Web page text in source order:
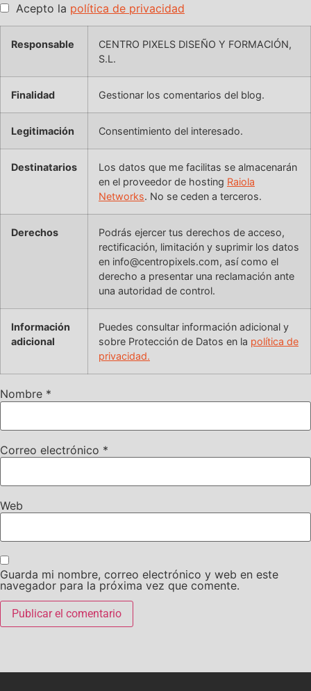
Acepto la política de privacidad
Responsable
CENTRO PIXELS DISEÑO Y FORMACIÓN,
S.L.
Finalidad Gestionar los comentarios del blog.
Legitimación Consentimiento del interesado.
Destinatarios
Los datos que me facilitas se almacenarán
en el proveedor de hosting Raiola
Networks. No se ceden a terceros.
Derechos
Podrás ejercer tus derechos de acceso,
rectificación, limitación y suprimir los datos
en info@centropixels.com, así como el
derecho a presentar una reclamación ante
una autoridad de control.
Información
adicional
Puedes consultar información adicional y
sobre Protección de Datos en la política de
privacidad.
Nombre *
Correo electrónico *
Web
Guarda mi nombre, correo electrónico y web en este
navegador para la próxima vez que comente.